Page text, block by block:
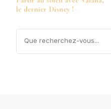
d’article
le dernier Disney !